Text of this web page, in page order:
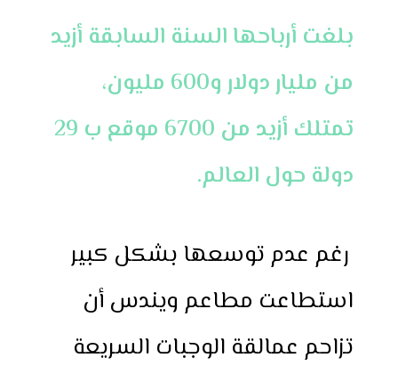
بلغت أرباحها السنة السابقة أزيد
من مليار دولار و600 مليون،
تمتلك أزيد من 6700 موقع ب 29
دولة حول العالم.
رغم عدم توسعها بشكل كبير
استطاعت مطاعم ويندس أن
تزاحم عمالقة الوجبات السريعة